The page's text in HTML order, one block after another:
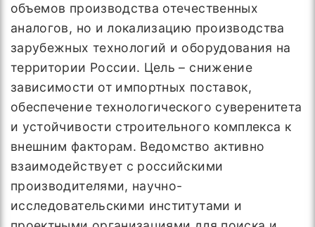
объемов производства отечественных
аналогов, но и локализацию производства
зарубежных технологий и оборудования на
территории России. Цель – снижение
зависимости от импортных поставок,
обеспечение технологического суверенитета
и устойчивости строительного комплекса к
внешним факторам. Ведомство активно
взаимодействует с российскими
производителями, научно-
исследовательскими институтами и